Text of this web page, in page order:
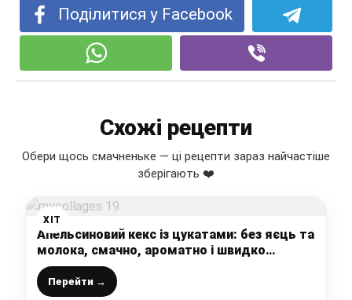
Поділитися у Facebook
Схожі рецепти
Обери щось смачненьке — ці рецепти зараз найчастіше
зберігають ❤️
ХІТ
Апельсиновий кекс із цукатами: без яєць та
молока, смачно, ароматно і швидко
(можна в піст)
Перейти →